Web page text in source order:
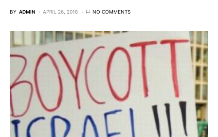
BY ADMIN APRIL 26, 2018 NO COMMENTS